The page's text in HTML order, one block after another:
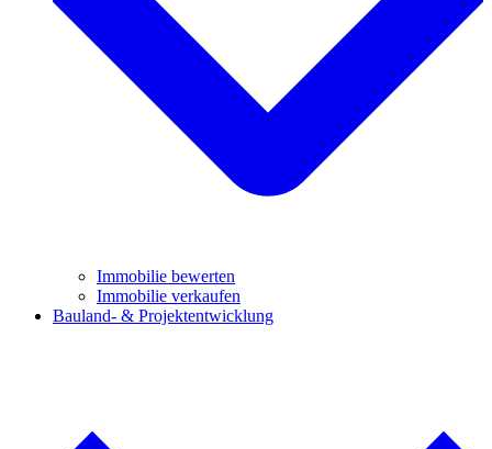
Immobilie bewerten
Immobilie verkaufen
Bauland- & Projektentwicklung